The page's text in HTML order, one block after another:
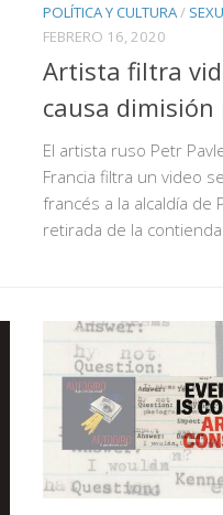
POLÍTICA Y CULTURA/
FEBRERO 16, 2020
Artista filtra
causa dimisión
El artista ruso Petr
Francia filtra un video
francés a la alcaldía de
retirada de la